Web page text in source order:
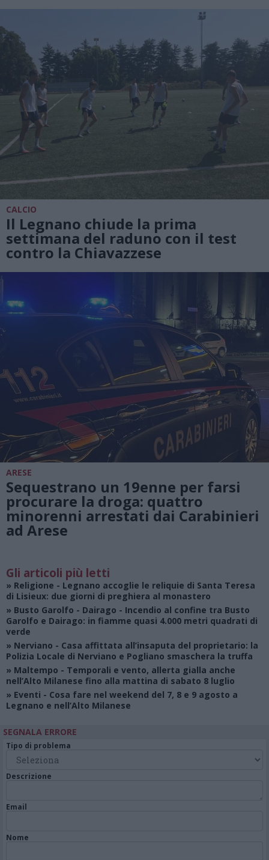
CALCIO
Il Legnano chiude la prima
settimana del raduno con il test
contro la Chiavazzese
ARESE
Sequestrano un 19enne per farsi
procurare la droga: quattro
minorenni arrestati dai Carabinieri
ad Arese
Gli articoli più letti
» Religione - Legnano accoglie le reliquie di Santa Teresa
di Lisieux: due giorni di preghiera al monastero
» Busto Garolfo - Dairago - Incendio al confine tra Busto
Garolfo e Dairago: in fiamme quasi 4.000 metri quadrati di
verde
» Nerviano - Casa affittata all’insaputa del proprietario: la
Polizia Locale di Nerviano e Pogliano smaschera la truffa
» Maltempo - Temporali e vento, allerta gialla anche
nell’Alto Milanese fino alla mattina di sabato 8 luglio
» Eventi - Cosa fare nel weekend del 7, 8 e 9 agosto a
Legnano e nell’Alto Milanese
SEGNALA ERRORE
Tipo di problema
Descrizione
Email
Nome